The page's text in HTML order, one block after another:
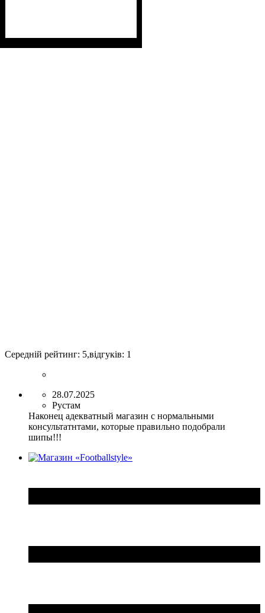
Середній рейтинг: 5,відгуків: 1
28.07.2025
Рустам
Наконец адекватный магазин с нормальными
консультатнтами, которые правильно подобрали
шипы!!!